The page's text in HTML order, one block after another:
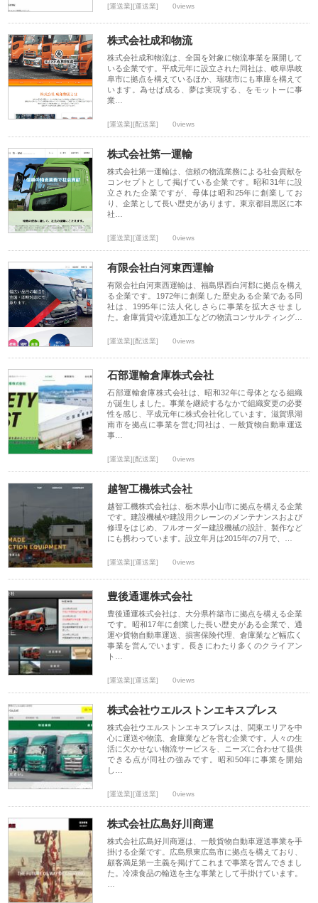
[運送業][運送業] 0views
株式会社成和物流
株式会社成和物流は、全国を対象に物流事業を展開して
いる企業です。平成元年に設立された同社は、岐阜県岐
阜市に拠点を構えているほか、瑞穂市にも車庫を構えて
います。為せば成る、夢は実現する、をモットーに事
業…
[運送業][配送業] 0views
株式会社第一運輸
株式会社第一運輸は、信頼の物流業務による社会貢献を
コンセプトとして掲げている企業です。昭和31年に設
立された企業ですが、母体は昭和25年に創業してお
り、企業として長い歴史があります。東京都目黒区に本
社…
[運送業][運送業] 0views
有限会社白河東西運輸
有限会社白河東西運輸は、福島県西白河郡に拠点を構え
る企業です。1972年に創業した歴史ある企業である同
社は、1995年に法人化しさらに事業を拡大させまし
た。倉庫賃貸や流通加工などの物流コンサルティング…
[運送業][配送業] 0views
石部運輸倉庫株式会社
石部運輸倉庫株式会社は、昭和32年に母体となる組織
が誕生しました。事業を継続するなかで組織変更の必要
性を感じ、平成元年に株式会社化しています。滋賀県湖
南市を拠点に事業を営む同社は、一般貨物自動車運送
事…
[運送業][配送業] 0views
越智工機株式会社
越智工機株式会社は、栃木県小山市に拠点を構える企業
です。建設機械や建設用クレーンのメンテナンスおよび
修理をはじめ、フルオーダー建設機械の設計、製作など
にも携わっています。設立年月は2015年の7月で、…
[運送業][運送業] 0views
豊後通運株式会社
豊後通運株式会社は、大分県杵築市に拠点を構える企業
です。昭和17年に創業した長い歴史がある企業で、通
運や貨物自動車運送、損害保険代理、倉庫業など幅広く
事業を営んでいます。長きにわたり多くのクライアン
ト…
[運送業][運送業] 0views
株式会社ウエルストンエキスプレス
株式会社ウエルストンエキスプレスは、関東エリアを中
心に運送や物流、倉庫業などを営む企業です。人々の生
活に欠かせない物流サービスを、ニーズに合わせて提供
できる点が同社の強みです。昭和50年に事業を開始
し…
[運送業][運送業] 0views
株式会社広島好川商運
株式会社広島好川商運は、一般貨物自動車運送事業を手
掛ける企業です。広島県東広島市に拠点を構えており、
顧客満足第一主義を掲げてこれまで事業を営んできまし
た。冷凍食品の輸送を主な事業として手掛けています。